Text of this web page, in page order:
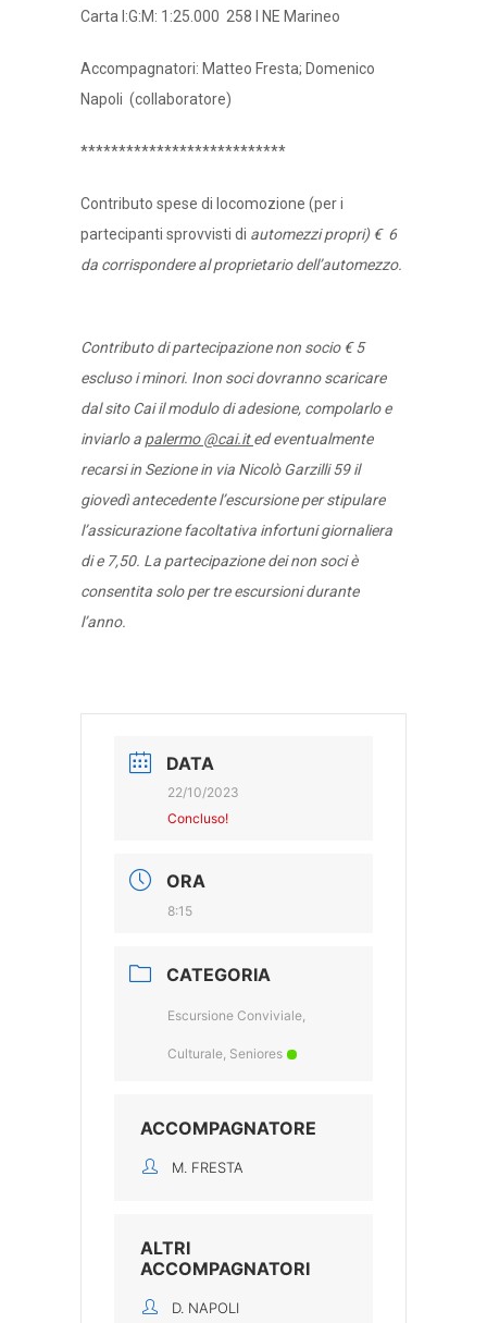
Carta I:G:M: 1:25.000 258 I NE Marineo
Accompagnatori: Matteo Fresta; Domenico
Napoli (collaboratore)
***************************
Contributo spese di locomozione (per i
partecipanti sprovvisti di automezzi propri) € 6
da corrispondere al proprietario dell’automezzo.
Contributo di partecipazione non socio € 5
escluso i minori. Inon soci dovranno scaricare
dal sito Cai il modulo di adesione, compolarlo e
inviarlo a palermo @cai.ited eventualmente
recarsi in Sezione in via Nicolò Garzilli 59 il
giovedì antecedente l’escursione per stipulare
l’assicurazione facoltativa infortuni giornaliera
di e 7,50. La partecipazione dei non soci è
consentita solo per tre escursioni durante
l’anno.
DATA
22/10/2023
Concluso!
ORA
8:15
CATEGORIA
Escursione Conviviale,
Culturale, Seniores
ACCOMPAGNATORE
M. FRESTA
ALTRI
ACCOMPAGNATORI
D. NAPOLI